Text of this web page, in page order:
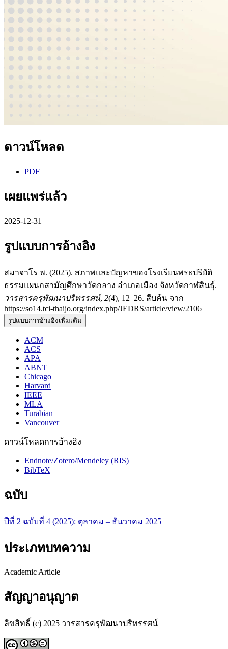
ดาวน์โหลด
PDF
เผยแพร่แล้ว
2025-12-31
รูปแบบการอ้างอิง
สมาจาโร พ. (2025). สภาพและปัญหาของโรงเรียนพระปริยัติ
ธรรมแผนกสามัญศึกษาวัดกลาง อำเภอเมือง จังหวัดกาฬสินธุ์.
วารสารครุพัฒนาปริทรรศน์, 2(4), 12–26. สืบค้น จาก
https://so14.tci-thaijo.org/index.php/JEDRS/article/view/2106
รูปแบบการอ้างอิงเพิ่มเติม
ACM
ACS
APA
ABNT
Chicago
Harvard
IEEE
MLA
Turabian
Vancouver
ดาวน์โหลดการอ้างอิง
Endnote/Zotero/Mendeley (RIS)
BibTeX
ฉบับ
ปีที่ 2 ฉบับที่ 4 (2025): ตุลาคม – ธันวาคม 2025
ประเภทบทความ
Academic Article
สัญญาอนุญาต
ลิขสิทธิ์ (c) 2025 วารสารครุพัฒนาปริทรรศน์